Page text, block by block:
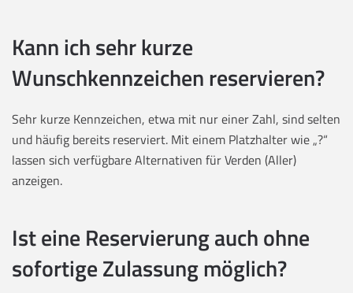
Kann ich sehr kurze
Wunschkennzeichen reservieren?
Sehr kurze Kennzeichen, etwa mit nur einer Zahl, sind selten
und häufig bereits reserviert. Mit einem Platzhalter wie „?“
lassen sich verfügbare Alternativen für Verden (Aller)
anzeigen.
Ist eine Reservierung auch ohne
sofortige Zulassung möglich?